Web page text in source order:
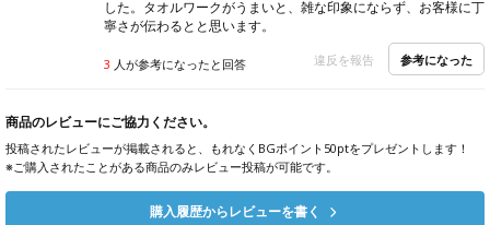
した。タオルワークがうまいと、雑な印象にならず、お客様に丁
寧さが伝わるとと思います。
3 人が参考になったと回答 違反を報告 参考になった
商品のレビューにご協力ください。
投稿されたレビューが掲載されると、もれなくBGポイント50ptをプレゼントします！
※ご購入されたことがある商品のみレビュー投稿が可能です。
購入履歴からレビューを書く